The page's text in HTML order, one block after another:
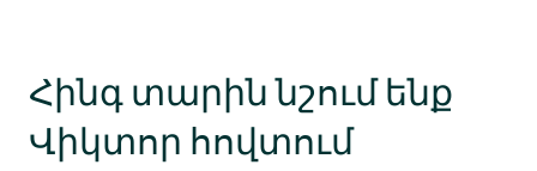
Հինգ տարին նշում ենք
Վիկտոր հովտում